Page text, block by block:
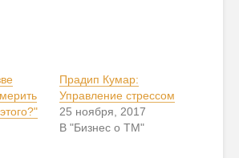
Прадип Кумар:
Управление стрессом
25 ноября, 2017
В "Бизнес о ТМ"